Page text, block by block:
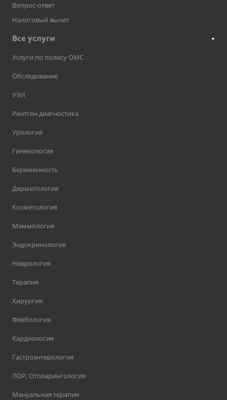
Вопрос-ответ
Налоговый вычет
Все услуги
Услуги по полису ОМС
Обследование
УЗИ
Рентген диагностика
Урология
Гинекология
Беременность
Дерматология
Косметология
Маммология
Эндокринология
Неврология
Терапия
Хирургия
Флебология
Кардиология
Гастроэнтерология
ЛОР, Отоларингология
Мануальная терапия